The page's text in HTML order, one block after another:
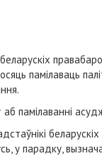
памілаваць
аб памілаванні
у парадку,